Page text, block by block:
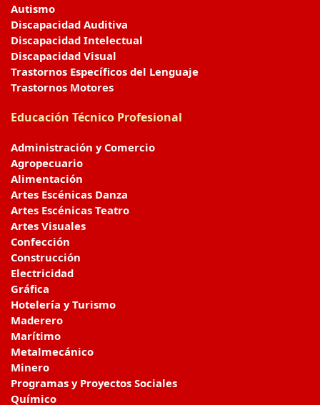
Autismo
Discapacidad Auditiva
Discapacidad Intelectual
Discapacidad Visual
Trastornos Específicos del Lenguaje
Trastornos Motores
Educación Técnico Profesional
Administración y Comercio
Agropecuario
Alimentación
Artes Escénicas Danza
Artes Escénicas Teatro
Artes Visuales
Confección
Construcción
Electricidad
Gráfica
Hotelería y Turismo
Maderero
Marítimo
Metalmecánico
Minero
Programas y Proyectos Sociales
Químico